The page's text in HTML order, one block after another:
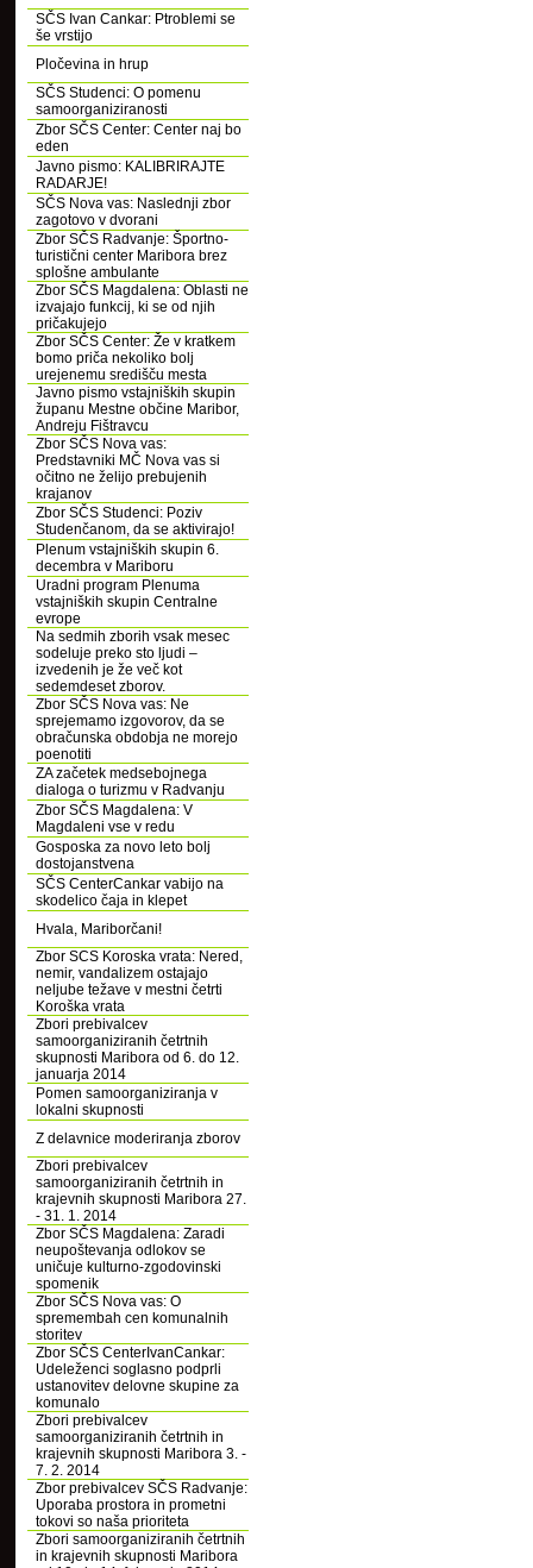
SČS Ivan Cankar: Ptroblemi se
še vrstijo
Pločevina in hrup
SČS Studenci: O pomenu
samoorganiziranosti
Zbor SČS Center: Center naj bo
eden
Javno pismo: KALIBRIRAJTE
RADARJE!
SČS Nova vas: Naslednji zbor
zagotovo v dvorani
Zbor SČS Radvanje: Športno-
turistični center Maribora brez
splošne ambulante
Zbor SČS Magdalena: Oblasti ne
izvajajo funkcij, ki se od njih
pričakujejo
Zbor SČS Center: Že v kratkem
bomo priča nekoliko bolj
urejenemu središču mesta
Javno pismo vstajniških skupin
županu Mestne občine Maribor,
Andreju Fištravcu
Zbor SČS Nova vas:
Predstavniki MČ Nova vas si
očitno ne želijo prebujenih
krajanov
Zbor SČS Studenci: Poziv
Studenčanom, da se aktivirajo!
Plenum vstajniških skupin 6.
decembra v Mariboru
Uradni program Plenuma
vstajniških skupin Centralne
evrope
Na sedmih zborih vsak mesec
sodeluje preko sto ljudi –
izvedenih je že več kot
sedemdeset zborov.
Zbor SČS Nova vas: Ne
sprejemamo izgovorov, da se
obračunska obdobja ne morejo
poenotiti
ZA začetek medsebojnega
dialoga o turizmu v Radvanju
Zbor SČS Magdalena: V
Magdaleni vse v redu
Gosposka za novo leto bolj
dostojanstvena
SČS CenterCankar vabijo na
skodelico čaja in klepet
Hvala, Mariborčani!
Zbor SCS Koroska vrata: Nered,
nemir, vandalizem ostajajo
neljube težave v mestni četrti
Koroška vrata
Zbori prebivalcev
samoorganiziranih četrtnih
skupnosti Maribora od 6. do 12.
januarja 2014
Pomen samoorganiziranja v
lokalni skupnosti
Z delavnice moderiranja zborov
Zbori prebivalcev
samoorganiziranih četrtnih in
krajevnih skupnosti Maribora 27.
- 31. 1. 2014
Zbor SČS Magdalena: Zaradi
neupoštevanja odlokov se
uničuje kulturno-zgodovinski
spomenik
Zbor SČS Nova vas: O
spremembah cen komunalnih
storitev
Zbor SČS CenterIvanCankar:
Udeleženci soglasno podprli
ustanovitev delovne skupine za
komunalo
Zbori prebivalcev
samoorganiziranih četrtnih in
krajevnih skupnosti Maribora 3. -
7. 2. 2014
Zbor prebivalcev SČS Radvanje:
Uporaba prostora in prometni
tokovi so naša prioriteta
Zbori samoorganiziranih četrtnih
in krajevnih skupnosti Maribora